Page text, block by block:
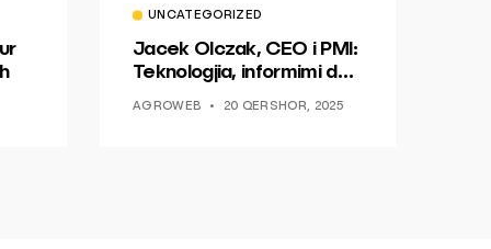
UNCATEGORIZED
Jacek Olczak, CEO i PMI:
Teknologjia, informimi dhe
AGROWEB 20 QERSHOR, 2025